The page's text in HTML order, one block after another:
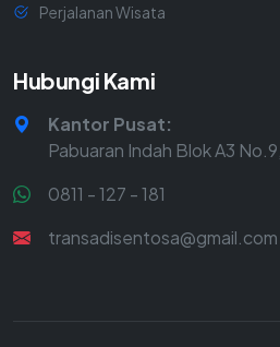
Perjalanan Wisata
Hubungi Kami
Kantor Pusat:
Pabuaran Indah Blok A3
0811 - 127 - 181
transadisentosa@gmail.com